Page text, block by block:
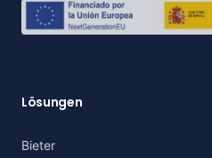
Lösungen
Bieter